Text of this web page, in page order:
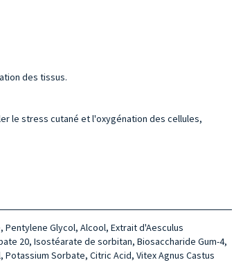
des tissus.
le stress cutané et l'oxygénation des cellules,
Glycol, Alcool, Extrait d'Aesculus
20, Isostéarate de sorbitan, Biosaccharide Gum-4,
Sorbate, Citric Acid, Vitex Agnus Castus